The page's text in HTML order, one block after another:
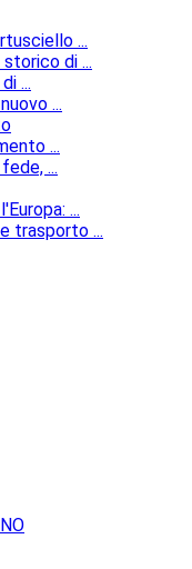
...
di ...
...
...
...
...
...
trasporto ...